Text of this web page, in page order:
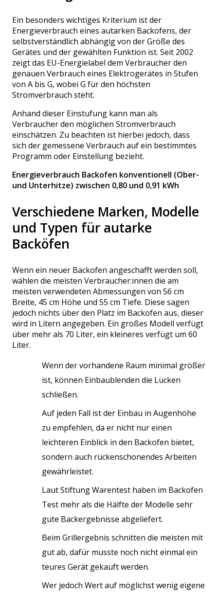
Ein besonders wichtiges Kriterium ist der
Energieverbrauch eines autarken Backofens, der
selbstverständlich abhängig von der Größe des
Gerätes und der gewählten Funktion ist. Seit 2002
zeigt das EU-Energielabel dem Verbraucher den
genauen Verbrauch eines Elektrogerätes in Stufen
von A bis G, wobei G für den höchsten
Stromverbrauch steht.
Anhand dieser Einstufung kann man als
Verbraucher den möglichen Stromverbrauch
einschätzen. Zu beachten ist hierbei jedoch, dass
sich der gemessene Verbrauch auf ein bestimmtes
Programm oder Einstellung bezieht.
Energieverbrauch Backofen konventionell (Ober-
und Unterhitze) zwischen 0,80 und 0,91 kWh
Verschiedene Marken, Modelle
und Typen für autarke
Backöfen
Wenn ein neuer Backofen angeschafft werden soll,
wählen die meisten Verbraucher:innen die am
meisten verwendeten Abmessungen von 56 cm
Breite, 45 cm Höhe und 55 cm Tiefe. Diese sagen
jedoch nichts über den Platz im Backofen aus, dieser
wird in Litern angegeben. Ein großes Modell verfügt
über mehr als 70 Liter, ein kleineres verfügt um 60
Liter.
Wenn der vorhandene Raum minimal größer
ist, können Einbaublenden die Lücken
schließen.
Auf jeden Fall ist der Einbau in Augenhöhe
zu empfehlen, da er nicht nur einen
leichteren Einblick in den Backofen bietet,
sondern auch rückenschonendes Arbeiten
gewährleistet.
Laut Stiftung Warentest haben im Backofen
Test mehr als die Hälfte der Modelle sehr
gute Backergebnisse abgeliefert.
Beim Grillergebnis schnitten die meisten mit
gut ab, dafür musste noch nicht einmal ein
teures Gerät gekauft werden.
Wer jedoch Wert auf möglichst wenig eigene